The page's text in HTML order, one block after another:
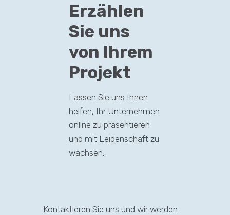
Erzählen
Sie uns
von Ihrem
Projekt
Lassen Sie uns Ihnen
helfen, Ihr Unternehmen
online zu präsentieren
und mit Leidenschaft zu
wachsen.
Kontaktieren Sie uns und wir werden